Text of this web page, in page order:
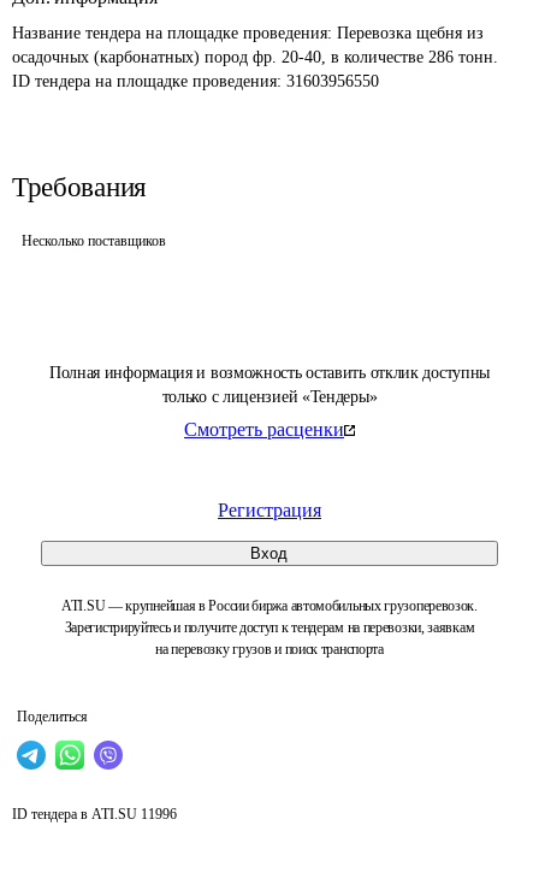
Полная информация и возможность оставить отклик доступны
только с лицензией «Тендеры»
Смотреть расценки
Регистрация
Вход
ATI.SU — крупнейшая в России биржа автомобильных грузоперевозок.
Зарегистрируйтесь и получите доступ к тендерам на перевозки, заявкам
на перевозку грузов и поиск транспорта
Поделиться
Название тендера на площадке проведения: Перевозка щебня из
осадочных (карбонатных) пород фр. 20-40, в количестве 286 тонн.
ID тендера на площадке проведения: 31603956550
Требования
Несколько поставщиков
ID тендера в ATI.SU 11996